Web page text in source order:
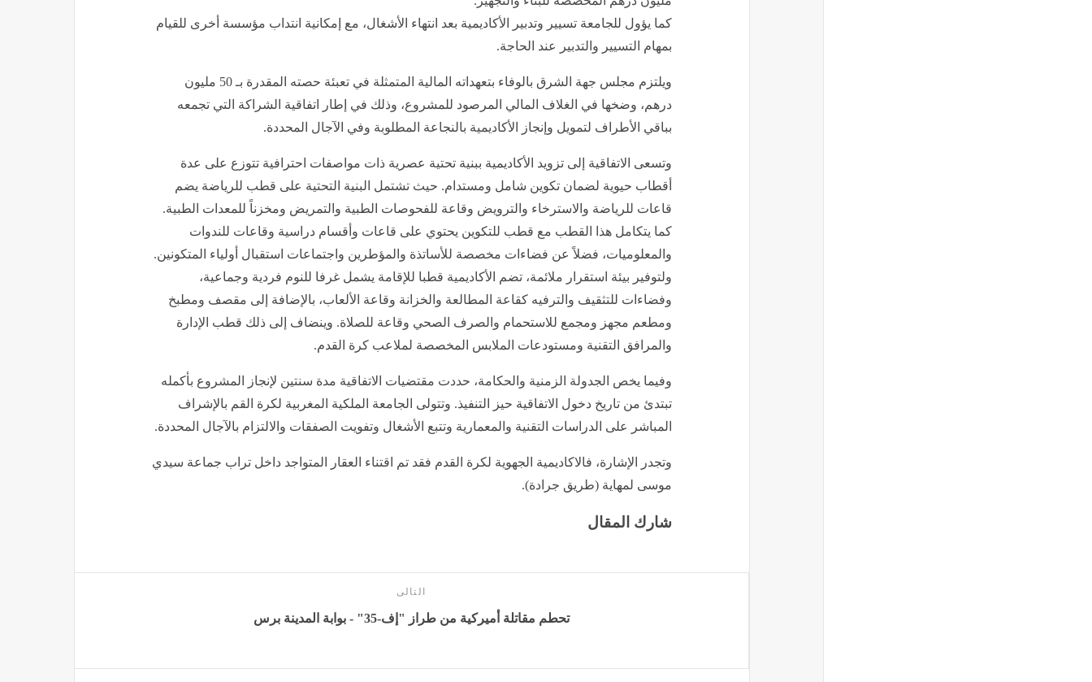
كما ​يؤول للجامعة تسيير وتدبير الأكاديمية بعد انتهاء الأشغال، مع إمكانية انتداب مؤسسة أخرى للقيام
بمهام التسيير والتدبير عند الحاجة.
​ويلتزم مجلس جهة الشرق بالوفاء بتعهداته المالية المتمثلة في تعبئة حصته المقدرة بـ 50 مليون
درهم، وضخها في الغلاف المالي المرصود للمشروع، وذلك في إطار اتفاقية الشراكة التي تجمعه
بباقي الأطراف لتمويل وإنجاز الأكاديمية بالنجاعة المطلوبة وفي الآجال المحددة.
​وتسعى الاتفاقية إلى تزويد الأكاديمية ببنية تحتية عصرية ذات مواصفات احترافية تتوزع على عدة
أقطاب حيوية لضمان تكوين شامل ومستدام. حيث تشتمل البنية التحتية على قطب للرياضة يضم
قاعات للرياضة والاسترخاء والترويض وقاعة للفحوصات الطبية والتمريض ومخزناً للمعدات الطبية.
كما يتكامل هذا القطب مع قطب للتكوين يحتوي على قاعات وأقسام دراسية وقاعات للندوات
والمعلوميات، فضلاً عن فضاءات مخصصة للأساتذة والمؤطرين واجتماعات استقبال أولياء المتكونين.
ولتوفير بيئة استقرار ملائمة، تضم الأكاديمية قطبا للإقامة يشمل غرفا للنوم فردية وجماعية،
وفضاءات للتثقيف والترفيه كقاعة المطالعة والخزانة وقاعة الألعاب، بالإضافة إلى مقصف ومطبخ
ومطعم مجهز ومجمع للاستحمام والصرف الصحي وقاعة للصلاة. وينضاف إلى ذلك قطب الإدارة
والمرافق التقنية ومستودعات الملابس المخصصة لملاعب كرة القدم.
​وفيما يخص الجدولة الزمنية والحكامة، حددت مقتضيات الاتفاقية مدة سنتين لإنجاز المشروع بأكمله
تبتدئ من تاريخ دخول الاتفاقية حيز التنفيذ. وتتولى الجامعة الملكية المغربية لكرة القم بالإشراف
المباشر على الدراسات التقنية والمعمارية وتتبع الأشغال وتفويت الصفقات والالتزام بالآجال المحددة.
وتجدر الإشارة، فالاكاديمية الجهوية لكرة القدم فقد تم اقتناء العقار المتواجد داخل تراب جماعة سيدي
موسى لمهاية (طريق جرادة).
شارك المقال
التالى
تحطم مقاتلة أميركية من طراز "إف-35" - بوابة المدينة برس